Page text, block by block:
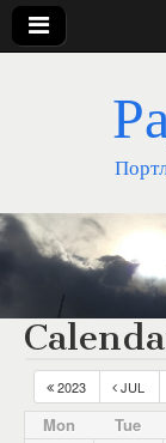
2023 JUL
Mon Tue